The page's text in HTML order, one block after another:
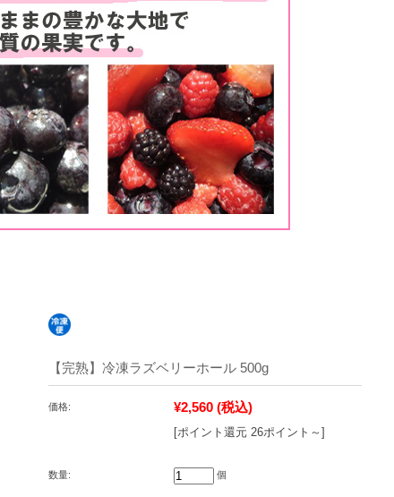
【完熟】冷凍ラズベリーホール 500g
価格: ¥2,560 (税込)
[ポイント還元 26ポイント～]
数量: 個